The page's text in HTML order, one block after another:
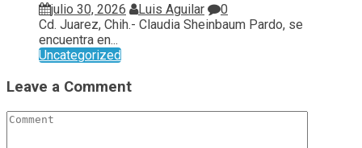
julio 30, 2026 Luis Aguilar
0
Cd. Juarez, Chih.- Claudia Sheinbaum Pardo, se
encuentra en...
Uncategorized
Leave a Comment